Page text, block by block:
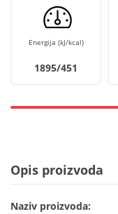
Energija (kJ/kcal)
1895/451
Opis proizvoda
Naziv proizvoda: